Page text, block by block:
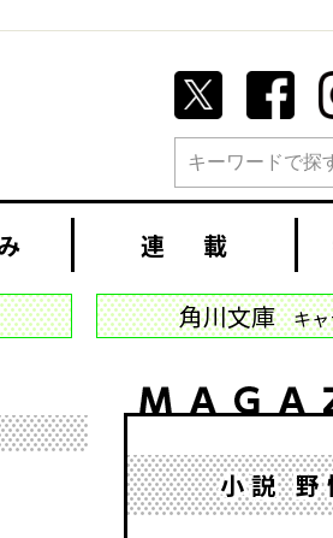
連 載
角川文庫 キ
小説 野